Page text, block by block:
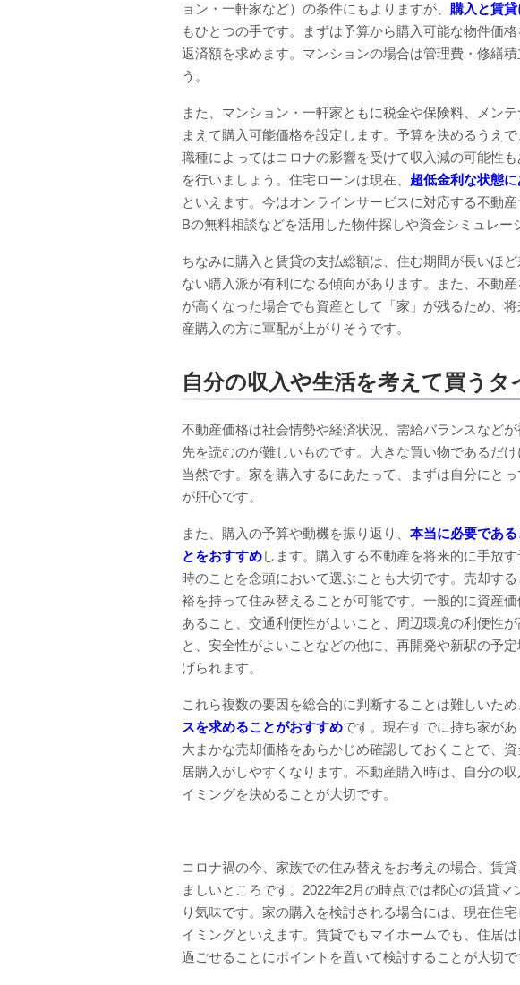
ョン・一軒家など）の条件にもよりますが、
購入と賃
もひとつの手です。まずは予算から購入可能な物件価
返済額を求めます。マンションの場合は管理費・修繕
う。
また、マンション・一軒家ともに税金や保険料、メン
まえて購入可能価格を設定します。予算を決めるうえ
職種によってはコロナの影響を受けて収入減の可能性
を行いましょう。住宅ローンは現在、 超低金利な状態
といえます。今はオンラインサービスに対応する不動
Bの無料相談などを活用した物件探しや資金シミュレー
ちなみに購入と賃貸の支払総額は、住む期間が長いほ
ない購入派が有利になる傾向があります。また、不動
が高くなった場合でも資産として「家」が残るため、
産購入の方に軍配が上がりそうです。
自分の収入や生活を考えて買うタ
不動産価格は社会情勢や経済状況、需給バランスなど
先を読むのが難しいものです。大きな買い物であるだ
当然です。家を購入するにあたって、まずは自分にと
が肝心です。
また、購入の予算や動機を振り返り、 本当に必要であ
とをおすすめします。購入する不動産を将来的に手放
時のことを念頭において選ぶことも大切です。売却す
裕を持って住み替えることが可能です。一般的に資産
あること、交通利便性がよいこと、周辺環境の利便性
と、安全性がよいことなどの他に、再開発や新駅の予
げられます。
これら複数の要因を総合的に判断することは難しいため
スを求めることがおすすめです。現在すでに持ち家が
大まかな売却価格をあらかじめ確認しておくことで、
居購入がしやすくなります。不動産購入時は、自分の
イミングを決めることが大切です。
コロナ禍の今、家族での住み替えをお考えの場合、賃
ましいところです。2022年2月の時点では都心の賃貸
り気味です。家の購入を検討される場合には、現在住
イミングといえます。賃貸でもマイホームでも、住居
過ごせることにポイントを置いて検討することが大切で